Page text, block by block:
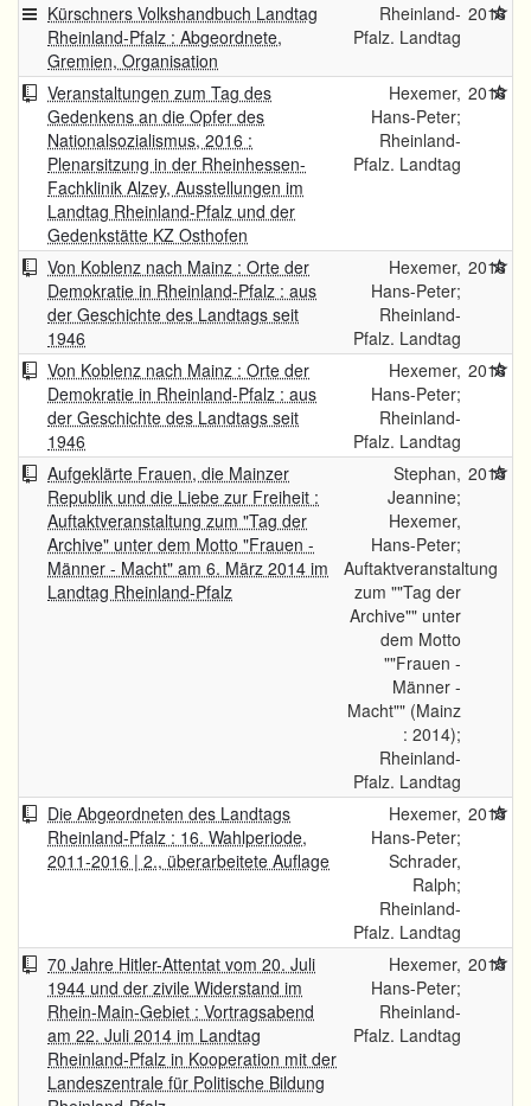
Kürschners Volkshandbuch Landtag
Rheinland-Pfalz : Abgeordnete,
Gremien, Organisation
Rheinland-
Pfalz. Landtag
2016
Veranstaltungen zum Tag des
Gedenkens an die Opfer des
Nationalsozialismus, 2016 :
Plenarsitzung in der Rheinhessen-
Fachklinik Alzey, Ausstellungen im
Landtag Rheinland-Pfalz und der
Gedenkstätte KZ Osthofen
Hexemer,
Hans-Peter;
Rheinland-
Pfalz. Landtag
2016
Von Koblenz nach Mainz : Orte der
Demokratie in Rheinland-Pfalz : aus
der Geschichte des Landtags seit
1946
Hexemer,
Hans-Peter;
Rheinland-
Pfalz. Landtag
2016
Von Koblenz nach Mainz : Orte der
Demokratie in Rheinland-Pfalz : aus
der Geschichte des Landtags seit
1946
Hexemer,
Hans-Peter;
Rheinland-
Pfalz. Landtag
2016
Aufgeklärte Frauen, die Mainzer
Republik und die Liebe zur Freiheit :
Auftaktveranstaltung zum "Tag der
Archive" unter dem Motto "Frauen -
Männer - Macht" am 6. März 2014 im
Landtag Rheinland-Pfalz
Stephan,
Jeannine;
Hexemer,
Hans-Peter;
Auftaktveranstaltung
zum ""Tag der
Archive"" unter
dem Motto
""Frauen -
Männer -
Macht"" (Mainz
: 2014);
Rheinland-
Pfalz. Landtag
2015
Die Abgeordneten des Landtags
Rheinland-Pfalz : 16. Wahlperiode,
2011-2016 | 2., überarbeitete Auflage
Hexemer,
Hans-Peter;
Schrader,
Ralph;
Rheinland-
Pfalz. Landtag
2015
70 Jahre Hitler-Attentat vom 20. Juli
1944 und der zivile Widerstand im
Rhein-Main-Gebiet : Vortragsabend
am 22. Juli 2014 im Landtag
Rheinland-Pfalz in Kooperation mit der
Landeszentrale für Politische Bildung
Hexemer,
Hans-Peter;
Rheinland-
Pfalz. Landtag
2015